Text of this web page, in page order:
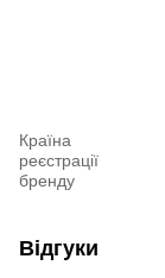
Країна
реєстрації
бренду
Відгуки